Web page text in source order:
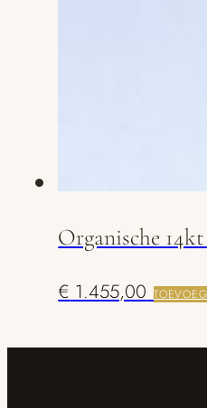
Organische
€ 1.455,00